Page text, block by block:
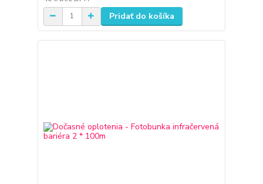
Pridať do košíka